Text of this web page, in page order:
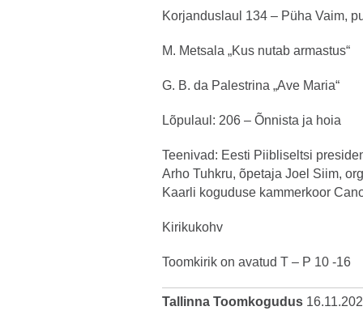
Korjanduslaul 134 – Püha Vaim,
M. Metsala „Kus nutab armastus“
G. B. da Palestrina „Ave Maria“
Lõpulaul: 206 – Õnnista ja hoia
Teenivad: Eesti Piibliseltsi
Arho Tuhkru, õpetaja Joel Siim,
Kaarli koguduse kammerkoor
Kirikukohv
Toomkirik on avatud T – P 10 -16
Tallinna Toomkogudus